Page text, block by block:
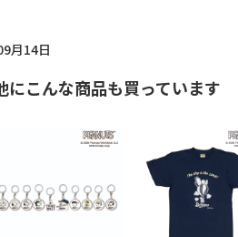
月14日
にこんな商品も買っています